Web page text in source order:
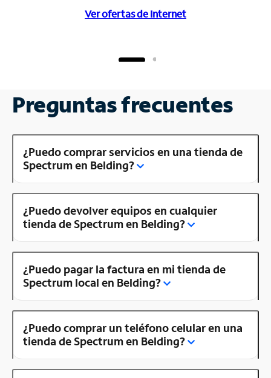
Ver ofertas de Internet
Preguntas frecuentes
¿Puedo comprar servicios en una tienda de
Spectrum en Belding?
¿Puedo devolver equipos en cualquier
tienda de Spectrum en Belding?
¿Puedo pagar la factura en mi tienda de
Spectrum local en Belding?
¿Puedo comprar un teléfono celular en una
tienda de Spectrum en Belding?